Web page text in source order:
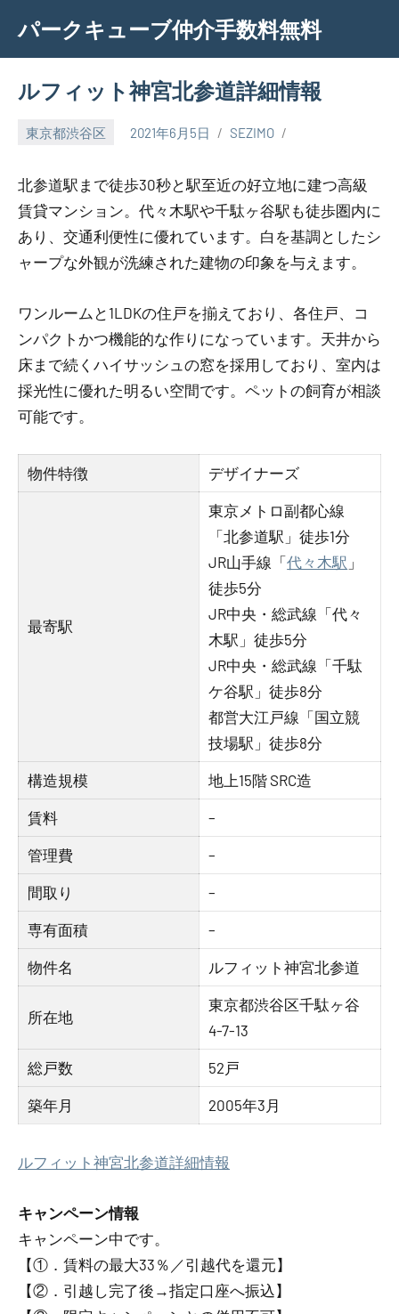
content
パークキューブ仲介手数料無料
ルフィット神宮北参道詳細情報
東京都渋谷区 2021年6月5日 SEZIMO
北参道駅まで徒歩30秒と駅至近の好立地に建つ高級
賃貸マンション。代々木駅や千駄ヶ谷駅も徒歩圏内に
あり、交通利便性に優れています。白を基調としたシ
ャープな外観が洗練された建物の印象を与えます。
ワンルームと1LDKの住戸を揃えており、各住戸、コ
ンパクトかつ機能的な作りになっています。天井から
床まで続くハイサッシュの窓を採用しており、室内は
採光性に優れた明るい空間です。ペットの飼育が相談
可能です。
物件特徴 デザイナーズ
最寄駅
東京メトロ副都心線
「北参道駅」徒歩1分
JR山手線「代々木駅 」
徒歩5分
JR中央・総武線「代々
木駅」徒歩5分
JR中央・総武線「千駄
ケ谷駅」徒歩8分
都営大江戸線「国立競
技場駅」徒歩8分
構造規模 地上15階 SRC造
賃料 –
管理費 –
間取り –
専有面積 –
物件名 ルフィット神宮北参道
所在地
東京都渋谷区千駄ヶ谷
4-7-13
総戸数 52戸
築年月 2005年3月
ルフィット神宮北参道詳細情報
キャンペーン情報
キャンペーン中です。
【①．賃料の最大33％／引越代を還元】
【②．引越し完了後→指定口座へ振込】